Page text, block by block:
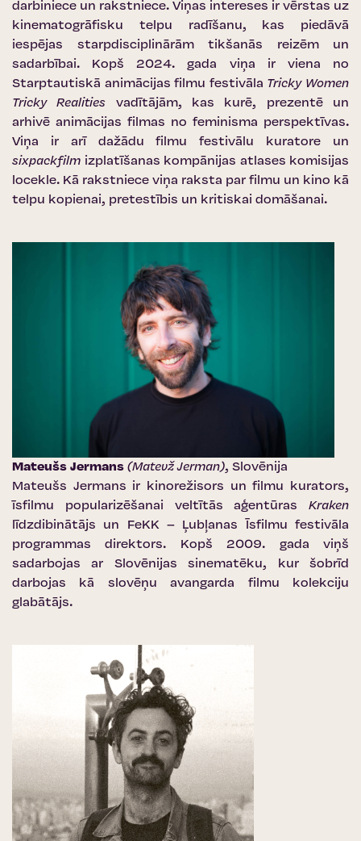
darbiniece un rakstniece. Viņas intereses ir vērstas uz
kinematogrāfisku telpu radīšanu, kas piedāvā
iespējas starpdisciplinārām tikšanās reizēm un
sadarbībai. Kopš 2024. gada viņa ir viena no
Starptautiskā animācijas filmu festivāla Tricky Women
Tricky Realities vadītājām, kas kurē, prezentē un
arhivē animācijas filmas no feminisma perspektīvas.
Viņa ir arī dažādu filmu festivālu kuratore un
sixpackfilm izplatīšanas kompānijas atlases komisijas
locekle. Kā rakstniece viņa raksta par filmu un kino kā
telpu kopienai, pretestībis un kritiskai domāšanai.
Mateušs Jermans (Matevž Jerman), Slovēnija
Mateušs Jermans ir kinorežisors un filmu kurators,
īsfilmu popularizēšanai veltītās aģentūras Kraken
līdzdibinātājs un FeKK – Ļubļanas Īsfilmu festivāla
programmas direktors. Kopš 2009. gada viņš
sadarbojas ar Slovēnijas sinematēku, kur šobrīd
darbojas kā slovēņu avangarda filmu kolekciju
glabātājs.